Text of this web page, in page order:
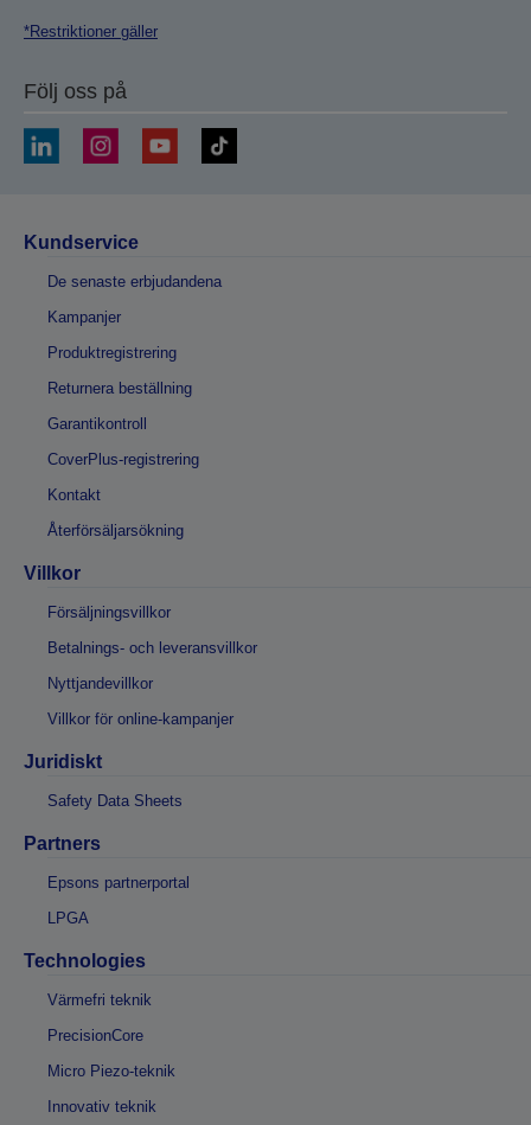
*Restriktioner gäller
Följ oss på
Kundservice
De senaste erbjudandena
Kampanjer
Produktregistrering
Returnera beställning
Garantikontroll
CoverPlus-registrering
Kontakt
Återförsäljarsökning
Villkor
Försäljningsvillkor
Betalnings- och leveransvillkor
Nyttjandevillkor
Villkor för online-kampanjer
Juridiskt
Safety Data Sheets
Partners
Epsons partnerportal
LPGA
Technologies
Värmefri teknik
PrecisionCore
Micro Piezo-teknik
Innovativ teknik